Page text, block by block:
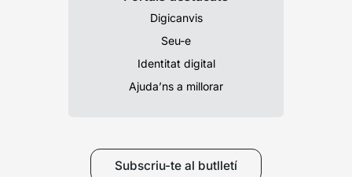
Digicanvis
Seu-e
Identitat digital
Ajuda’ns a millorar
Subscriu-te al butlletí